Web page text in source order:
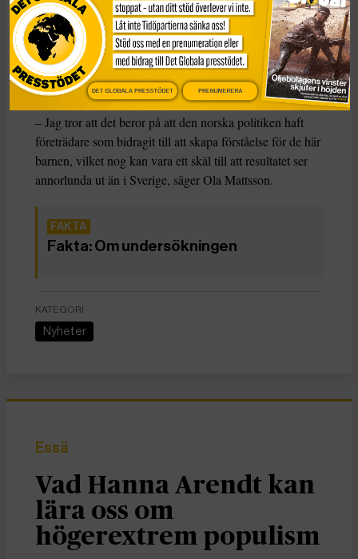
Mattsson pekar på en polarisering i det svenska samhället
som påverkar opinionen. Han tycker även att debatten
om barnen oupplyst. I Norge där det genomförts en
liknande undersökning vill två tredjedelar ta hem de
norska barnen.
– Jag tror att det beror på att den norska politiken haft
företrädare som bidragit till att skapa förståelse för de här
barnen, vilket nog kan vara ett skäl till att resultatet ser
annorlunda ut än i Sverige, säger Ola Mattsson.
Fakta: Om undersökningen
KATEGORI
Nyheter
Essä
Vad Hanna Arendt kan
lära oss om
högerextrem populism
DET GLOBALA PRESSTÖDET PRENUMERERA